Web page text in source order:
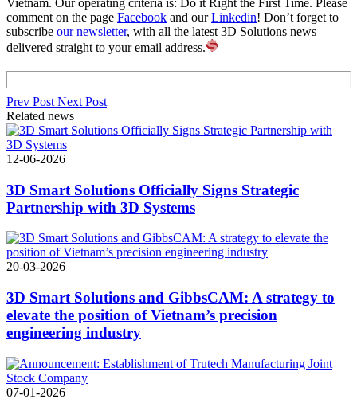
comment on the page Facebook and ourLinkedin! Don’t forget to
subscribe our newsletter, with all the latest 3D Solutions news
delivered straight to your email address.
Prev Post Next Post
Related news
12-06-2026
3D Smart Solutions Officially Signs Strategic
Partnership with 3D Systems
20-03-2026
3D Smart Solutions and GibbsCAM: A strategy to
elevate the position of Vietnam’s precision
engineering industry
07-01-2026